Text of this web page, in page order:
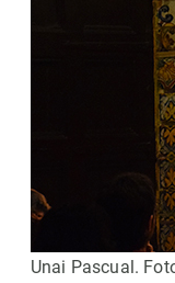
Unai Pascual.